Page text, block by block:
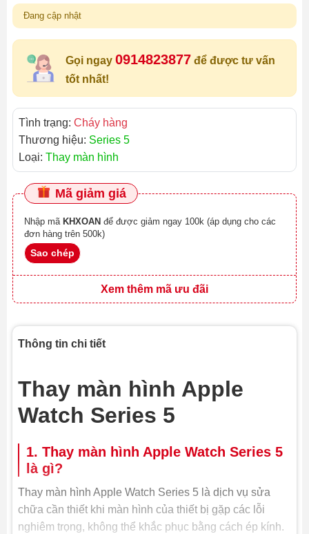
Đang cập nhật
Gọi ngay 0914823877 để được tư vấn
tốt nhất!
Tình trạng: Cháy hàng
Thương hiệu: Series 5
Loại: Thay màn hình
Mã giảm giá
Nhập mã KHXOAN
đơn hàng trên 500k)
Sao chép
Xem thêm mã ưu đãi
Thông tin chi tiết
Thay màn hình Apple
Watch Series 5
1. Thay màn hình Apple Watch Series 5
là gì?
Thay màn hình Apple Watch Series 5 là dịch vụ sửa
chữa cần thiết khi màn hình của thiết bị gặp các lỗi
nghiêm trọng, không thể khắc phục bằng cách ép kính.